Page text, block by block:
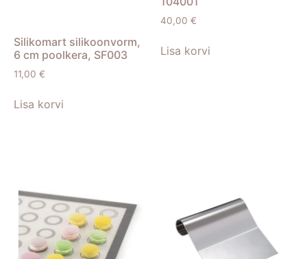
Silikomart silikoonvorm,
6 cm poolkera, SF003
11,00 €
Lisa korvi
40,00 €
Lisa korvi